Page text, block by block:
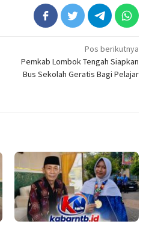
Pos berikutnya
Pemkab Lombok Tengah Siapkan
Bus Sekolah Geratis Bagi Pelajar